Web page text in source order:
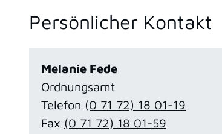
Persönlicher Kontakt
Melanie Fede
Ordnungsamt
Telefon (0 71 72) 18 01-19
Fax (0 71 72) 18 01-59